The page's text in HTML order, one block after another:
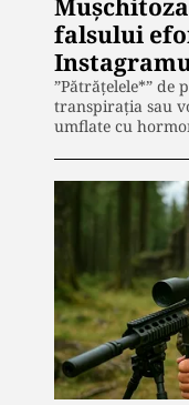
falsului
”Pătrățelele*” de
transpirația sau
umflate cu